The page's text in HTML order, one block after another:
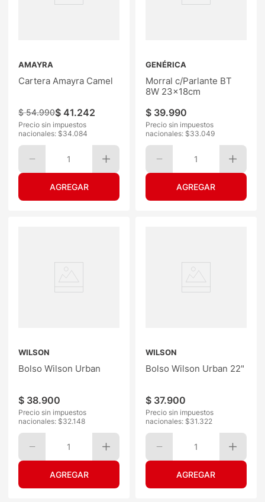
AMAYRA
Cartera Amayra Camel
$ 54.990$ 41.242
Precio sin impuestos
nacionales: $34.084
1
GENÉRICA
Morral c/Parlante BT
8W 23x18cm
$ 39.990
Precio sin impuestos
nacionales: $33.049
1
WILSON
Bolso Wilson Urban
$ 38.900
Precio sin impuestos
nacionales: $32.148
1
WILSON
Bolso Wilson Urban 22"
$ 37.900
Precio sin impuestos
nacionales: $31.322
1